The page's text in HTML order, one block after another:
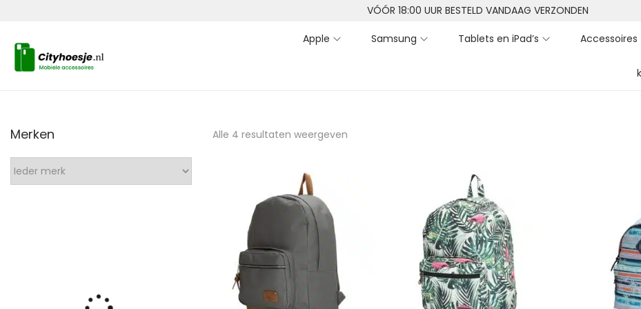
VÓÓR 18:00 UUR BESTELD VANDAAG VERZONDEN
Apple Samsung Tablets en iPad’s Accessoires
Alle 4 resultaten weergeven
Merken